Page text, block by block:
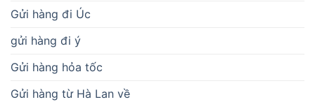
Gửi hàng đi Úc
gửi hàng đi ý
Gửi hàng hỏa tốc
Gửi hàng từ Hà Lan về